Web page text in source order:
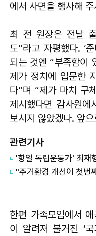
에서 사면을 행사해
최 전 원장은 전날
도”라고 자평했다. ‘
되는 것엔 “부족함이
제가 정치에 입문한
다”며 “제가 마치 구
제시했다면 감사원에
보시지 않았겠나. 앞
관련기사
'항일 독립운동가' 최재
한편 가족모임에서
이 알려져 불거진 ‘국